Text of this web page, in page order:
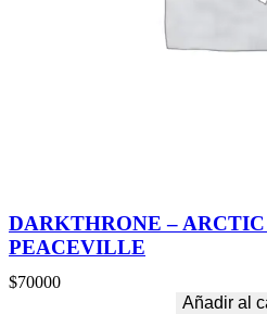
DARKTHRONE –
PEACEVILLE
$70000
Añadir al